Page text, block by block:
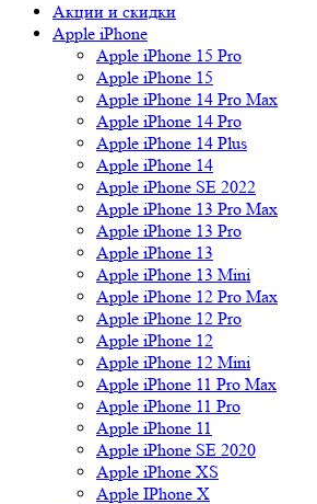
Акции и скидки
Apple iPhone
Apple iPhone 15 Pro
Apple iPhone 15
Apple iPhone 14 Pro Max
Apple iPhone 14 Pro
Apple iPhone 14 Plus
Apple iPhone 14
Apple iPhone SE 2022
Apple iPhone 13 Pro Max
Apple iPhone 13 Pro
Apple iPhone 13
Apple iPhone 13 Mini
Apple iPhone 12 Pro Max
Apple iPhone 12 Pro
Apple iPhone 12
Apple iPhone 12 Mini
Apple iPhone 11 Pro Max
Apple iPhone 11 Pro
Apple iPhone 11
Apple iPhone SE 2020
Apple iPhone XS
Apple IPhone X